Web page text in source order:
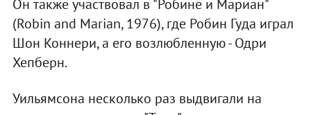
Он также участвовал в "Робине и Мариан"
(Robin and Marian, 1976), где Робин Гуда играл
Шон Коннери, а его возлюбленную - Одри
Хепберн.
Уильямсона несколько раз выдвигали на